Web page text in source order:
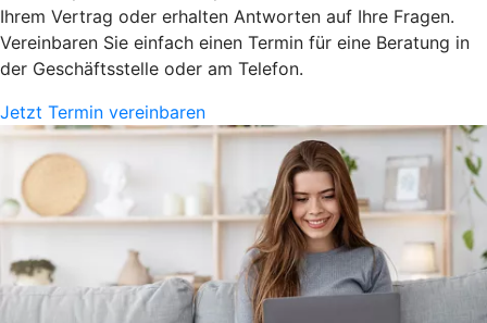
Ihrem Vertrag oder erhalten Antworten auf Ihre Fragen.
Vereinbaren Sie einfach einen Termin für eine Beratung in
der Geschäftsstelle oder am Telefon.
Jetzt Termin vereinbaren